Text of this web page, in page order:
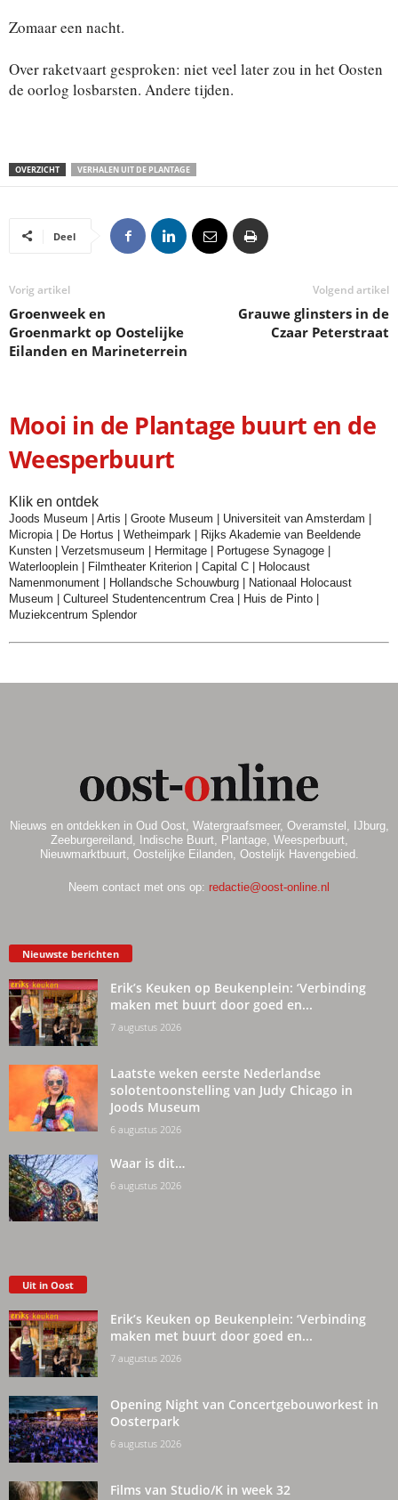
Zomaar een nacht.
Over raketvaart gesproken: niet veel later zou in het Oosten
de oorlog losbarsten. Andere tijden.
OVERZICHT VERHALEN UIT DE PLANTAGE
Deel
Vorig artikel
Groenweek en
Groenmarkt op Oostelijke
Eilanden en Marineterrein
Volgend artikel
Grauwe glinsters in de
Czaar Peterstraat
Mooi in de Plantage buurt en de
Weesperbuurt
Klik en ontdek
Joods Museum Artis Groote Museum Universiteit van Amsterdam
Micropia
De Hortus Wetheimpark
Rijks Akademie van Beeldende
Kunsten
Verzetsmuseum Hermitage Portugese Synagoge
Waterlooplein
Filmtheater Kriterion Capital C
Holocaust
Namenmonument
Hollandsche Schouwburg
Nationaal Holocaust
Museum
Cultureel Studentencentrum Crea Huis de Pinto
Muziekcentrum Splendor
Nieuws en ontdekken in Oud Oost, Watergraafsmeer, Overamstel, IJburg,
Zeeburgereiland, Indische Buurt, Plantage, Weesperbuurt,
Nieuwmarktbuurt, Oostelijke Eilanden, Oostelijk Havengebied.
Neem contact met ons op: redactie@oost-online.nl
Nieuwste berichten
Erik’s Keuken op Beukenplein: ‘Verbinding
maken met buurt door goed en...
7 augustus 2026
Laatste weken eerste Nederlandse
solotentoonstelling van Judy Chicago in
Joods Museum
6 augustus 2026
Waar is dit…
6 augustus 2026
Uit in Oost
Erik’s Keuken op Beukenplein: ‘Verbinding
maken met buurt door goed en...
7 augustus 2026
Opening Night van Concertgebouworkest in
Oosterpark
6 augustus 2026
Films van Studio/K in week 32